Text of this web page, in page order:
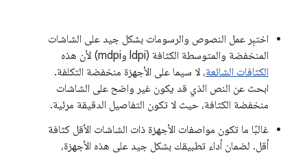
اختبِر عمل النصوص والرسومات بشكل جيد على الشاشات
المنخفضة والمتوسطة الكثافة (ldpi وmdpi) لأن هذه
الكثافات الشائعة، لا سيما على الأجهزة منخفضة التكلفة.
ابحث عن النص الذي قد يكون غير واضح على الشاشات
منخفضة الكثافة، حيث لا تكون التفاصيل الدقيقة مرئية.
غالبًا ما تكون مواصفات الأجهزة ذات الشاشات الأقل كثافة
أقل. لضمان أداء تطبيقك بشكل جيد على هذه الأجهزة،